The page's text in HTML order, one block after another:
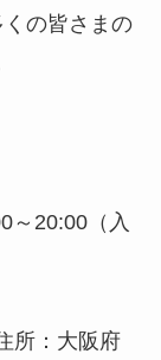
の皆さまの
～20:00（入
所：大阪府